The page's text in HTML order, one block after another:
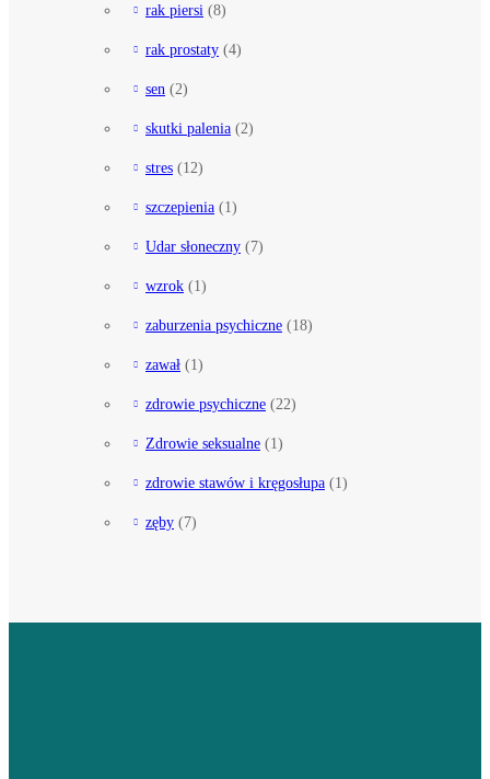
rak piersi (8)
rak prostaty (4)
sen (2)
skutki palenia (2)
stres (12)
szczepienia (1)
Udar słoneczny (7)
wzrok (1)
zaburzenia psychiczne (18)
zawał (1)
zdrowie psychiczne (22)
Zdrowie seksualne (1)
zdrowie stawów i kręgosłupa (1)
zęby (7)